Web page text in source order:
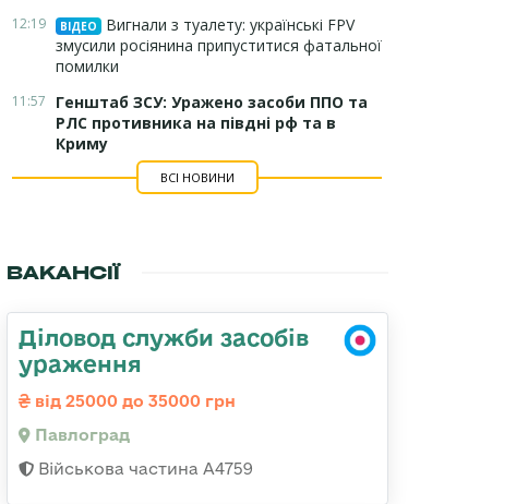
12:19 ВІДЕО
Вигнали з туалету: українські FPV
змусили росіянина припуститися фатальної
помилки
11:57
Генштаб ЗСУ: Уражено засоби ППО та
РЛС противника на півдні рф та в
Криму
ВСІ НОВИНИ
ВАКАНСІЇ
Діловод служби засобів
ураження
від 25000 до 35000 грн
Павлоград
Військова частина А4759